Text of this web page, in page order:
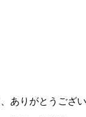
ありがとうござい